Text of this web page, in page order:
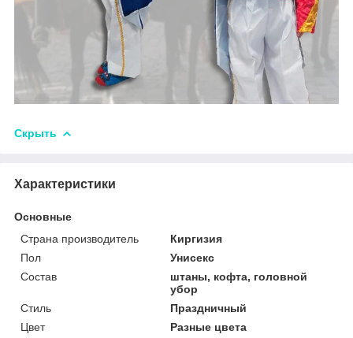
Скрыть
Характеристики
Основные
Страна производитель
Киргизия
Пол
Унисекс
Состав
штаны, кофта, головной
убор
Стиль
Праздничный
Цвет
Разные цвета